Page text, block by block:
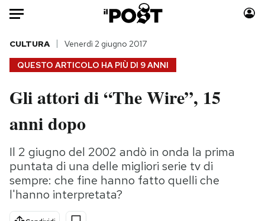
Auto
HOME
Italia
Politica
Tecnologia
Internet
Scienza
Cultura
Economia
Moda
Storie/Idee
Ok Boomer!
Media
QUESTO ARTICOLO HA PIÙ DI 9 ANNI
CULTURA Venerdì 2 giugno 2017
Gli attori di “The Wire”, 15
anni dopo
Il 2 giugno del 2002 andò in onda la prima
puntata di una delle migliori serie tv di
sempre: che fine hanno fatto quelli che
l'hanno interpretata?